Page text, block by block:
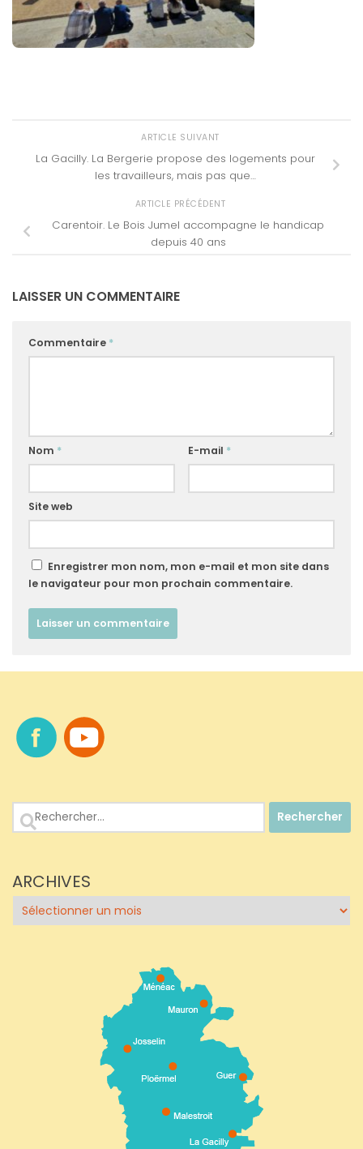
ARTICLE SUIVANT
La Gacilly. La Bergerie propose des logements pour
les travailleurs, mais pas que…
ARTICLE PRÉCÉDENT
Carentoir. Le Bois Jumel accompagne le handicap
depuis 40 ans
LAISSER UN COMMENTAIRE
Commentaire *
Nom * E-mail *
Site web
Enregistrer mon nom, mon e-mail et mon site dans
le navigateur pour mon prochain commentaire.
Rechercher :
ARCHIVES
Archives